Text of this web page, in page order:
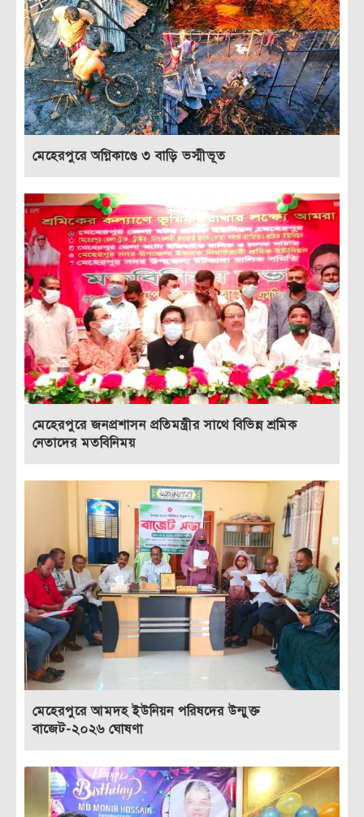
মেহেরপুরে অগ্নিকাণ্ডে ৩ বাড়ি ভস্মীভূত
মেহেরপুরে জনপ্রশাসন প্রতিমন্ত্রীর সাথে বিভিন্ন শ্রমিক
নেতাদের মতবিনিময়
মেহেরপুরে আমদহ ইউনিয়ন পরিষদের উন্মুক্ত
বাজেট-২০২৬ ঘোষণা